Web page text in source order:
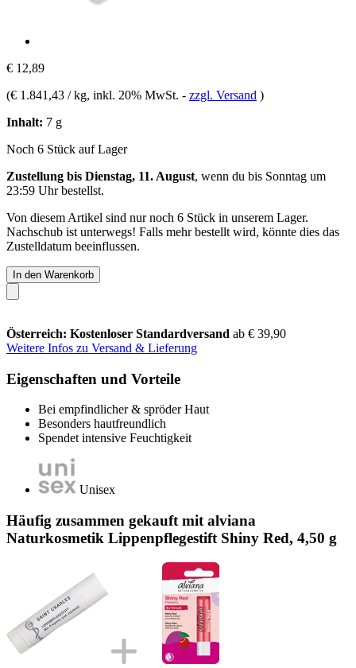
€ 12,89
(€ 1.841,43 / kg, inkl. 20% MwSt. - zzgl. Versand )
Inhalt: 7 g
Noch 6 Stück auf Lager
Zustellung bis Dienstag, 11. August, wenn du bis Sonntag um
23:59 Uhrbestellst.
Von diesem Artikel sind nur noch 6 Stück in unserem Lager.
Nachschub ist unterwegs! Falls mehr bestellt wird, könnte dies das
Zustelldatum beeinflussen.
In den Warenkorb
Österreich: Kostenloser Standardversand ab € 39,90
Weitere Infos zu Versand & Lieferung
Eigenschaften und Vorteile
Bei empfindlicher & spröder Haut
Besonders hautfreundlich
Spendet intensive Feuchtigkeit
Unisex
Häufig zusammen gekauft mit alviana
Naturkosmetik Lippenpflegestift Shiny Red, 4,50 g